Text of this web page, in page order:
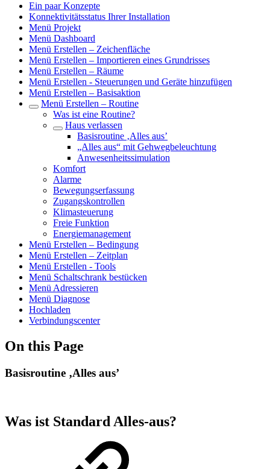
Ein paar Konzepte
Konnektivitätsstatus Ihrer Installation
Menü Projekt
Menü Dashboard
Menü Erstellen – Zeichenfläche
Menü Erstellen – Importieren eines Grundrisses
Menü Erstellen – Räume
Menü Erstellen - Steuerungen und Geräte hinzufügen
Menü Erstellen – Basisaktion
Menü Erstellen – Routine
Was ist eine Routine?
Haus verlassen
Basisroutine ‚Alles aus’
„Alles aus“ mit Gehwegbeleuchtung
Anwesenheitssimulation
Komfort
Alarme
Bewegungserfassung
Zugangskontrollen
Klimasteuerung
Freie Funktion
Energiemanagement
Menü Erstellen – Bedingung
Menü Erstellen – Zeitplan
Menü Erstellen - Tools
Menü Schaltschrank bestücken
Menü Adressieren
Menü Diagnose
Hochladen
Verbindungscenter
On this Page
Basisroutine ‚Alles aus’
Was ist Standard Alles-aus?